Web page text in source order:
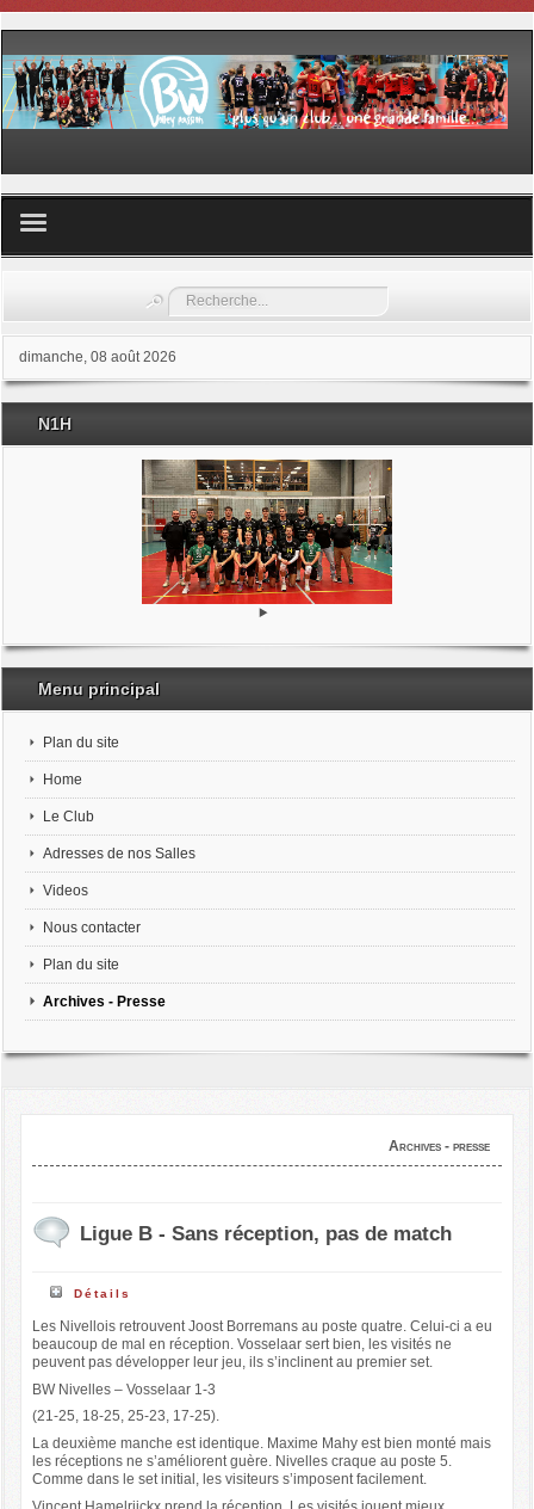
Les samedis du sport
Les stages
Documents
Rechercher
dimanche, 08 août 2026
N1H
Menu principal
Plan du site
Home
Le Club
Adresses de nos Salles
Videos
Nous contacter
Plan du site
Archives - Presse
Archives - presse
Ligue B - Sans réception, pas de match
Détails
Les Nivellois retrouvent Joost Borremans au poste quatre. Celui-ci a eu
beaucoup de mal en réception. Vosselaar sert bien, les visités ne
peuvent pas développer leur jeu, ils s’inclinent au premier set.
BW Nivelles – Vosselaar 1-3
(21-25, 18-25, 25-23, 17-25).
La deuxième manche est identique. Maxime Mahy est bien monté mais
les réceptions ne s’améliorent guère. Nivelles craque au poste 5.
Comme dans le set initial, les visiteurs s’imposent facilement.